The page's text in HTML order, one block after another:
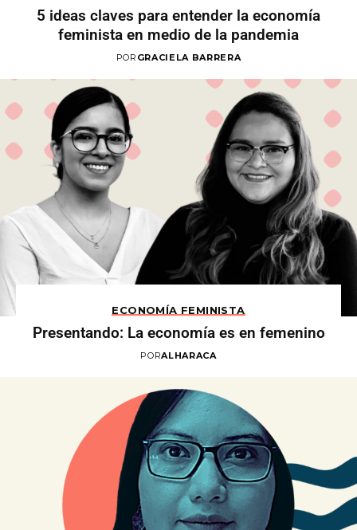
5 ideas claves para entender la economía
feminista en medio de la pandemia
POR GRACIELA BARRERA
ECONOMÍA FEMINISTA
Presentando: La economía es en femenino
PORALHARACA